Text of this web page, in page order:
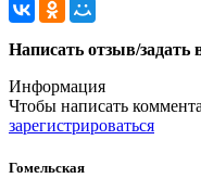
Написать отзыв/задать
Информация
Чтобы написать
зарегистрироваться
Гомельская